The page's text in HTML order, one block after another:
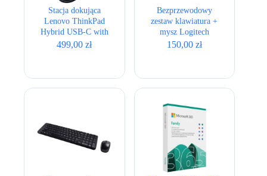
Stacja dokująca
Lenovo ThinkPad
Hybrid USB-C with
USB-A Dock 40AF +
499,00zł
Bezprzewodowy
zestaw klawiatura +
mysz Logitech
MK270
150,00 zł